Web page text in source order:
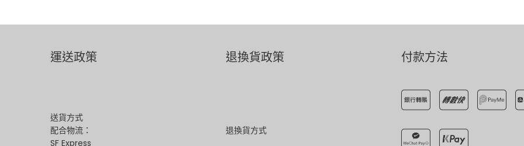
運送政策
送貨方式
配合物流：
SF Express
退換貨政策
退換貨方式
付款方法